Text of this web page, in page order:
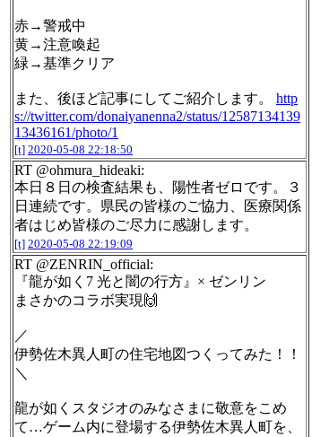
赤→警戒中
黄→注意喚起
緑→基準クリア
また、後ほど記事にしてご紹介します。 http
s://twitter.com/donaiyanenna2/status/12587134139
13436161/photo/1
[t] 2020-05-08 22:18:50
RT @ohmura_hideaki:
本日８日の検査結果も、陽性者ゼロです。３
日連続です。県民の皆様のご協力、医療関係
者はじめ皆様のご尽力に感謝します。
[t] 2020-05-08 22:19:09
RT @ZENRIN_official:
『龍が如く7 光と闇の行方』× ゼンリン
まさかのコラボ実現🙌
／
伊勢佐木異人町の住宅地図つくってみた！！
＼
龍が如くスタジオのみなさまに敬意をこめ
て…ゲーム内に登場する伊勢佐木異人町を、